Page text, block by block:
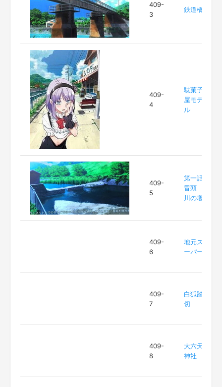
409-
3
鉄道橋
409-
4
駄菓子
屋モデ
ル
409-
5
第一話
冒頭
川の堰
409-
6
地元ス
ーパー
409-
7
白狐踏
切
409-
8
大六天
神社